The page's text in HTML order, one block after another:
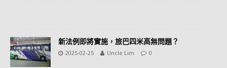
新法例即將實施，旅巴四米高無問題？
2025-02-25 Uncle Lim 0